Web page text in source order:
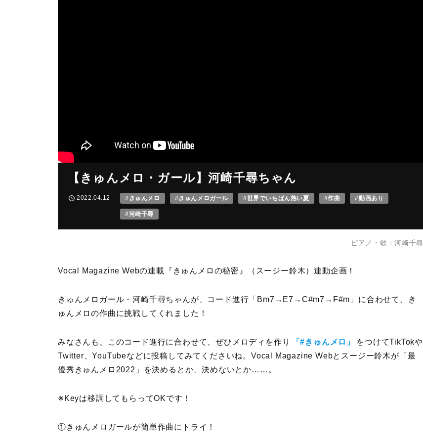
【きゅんメロ・ガール】河崎千尋ちゃん
2022.04.12 #きゅんメロ #きゅんメロガール #世界でいちばん熱い夏 #作曲 #動画あり
#河崎千尋
ピアノ・歌：河崎千尋
Vocal Magazine Webの連載『きゅんメロの秘密』（スージー鈴木）連動企画！
きゅんメロガール・河崎千尋ちゃんが、コード進行「Bm7→E7→C#m7→F#m」に合わせて、き
ゅんメロの作曲に挑戦してくれました！
みなさんも、このコード進行に合わせて、ぜひメロディを作り 「#きゅんメロ」
をつけてTikTokや
Twitter、YouTubeなどに投稿してみてくださいね。Vocal Magazine Webとスージー鈴木が「最
優秀きゅんメロ2022」を決めるとか、決めないとか……。
※Keyは移調してもらってOKです！
①きゅんメロガールが簡単作曲にトライ！